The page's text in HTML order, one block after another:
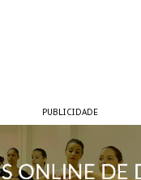
PUBLICIDADE